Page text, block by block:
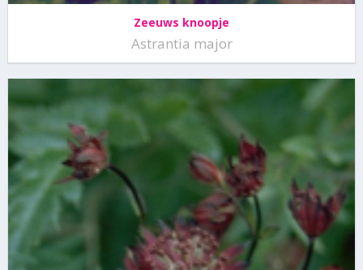
Zeeuws knoopje
Astrantia major